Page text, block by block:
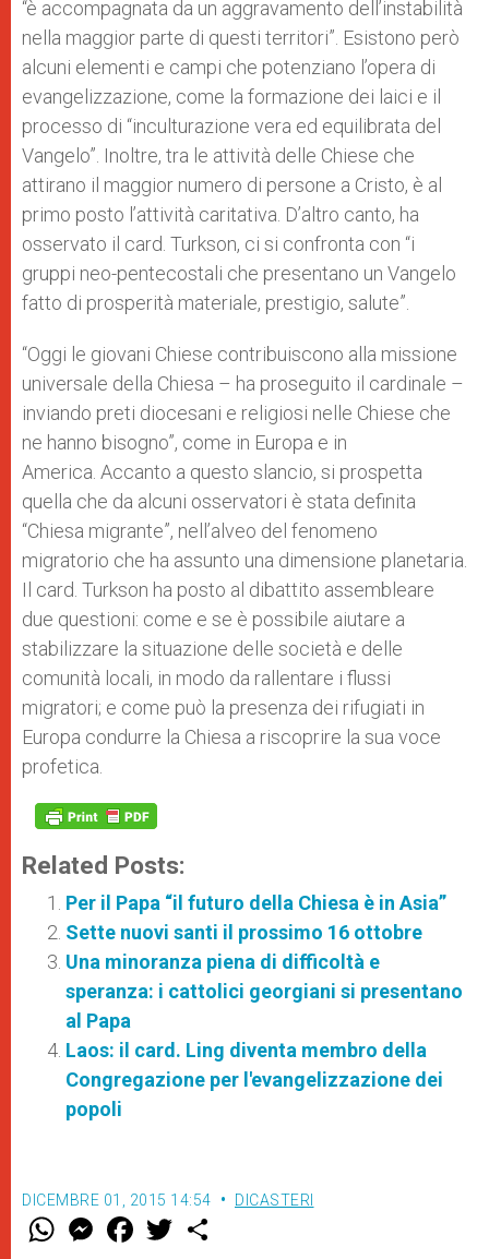
“è accompagnata da un aggravamento dell’instabilità
nella maggior parte di questi territori”. Esistono però
alcuni elementi e campi che potenziano l’opera di
evangelizzazione, come la formazione dei laici e il
processo di “inculturazione vera ed equilibrata del
Vangelo”. Inoltre, tra le attività delle Chiese che
attirano il maggior numero di persone a Cristo, è al
primo posto l’attività caritativa. D’altro canto, ha
osservato il card. Turkson, ci si confronta con “i
gruppi neo-pentecostali che presentano un Vangelo
fatto di prosperità materiale, prestigio, salute”.
“Oggi le giovani Chiese contribuiscono alla missione
universale della Chiesa – ha proseguito il cardinale –
inviando preti diocesani e religiosi nelle Chiese che
ne hanno bisogno”, come in Europa e in
America. Accanto a questo slancio, si prospetta
quella che da alcuni osservatori è stata definita
“Chiesa migrante”, nell’alveo del fenomeno
migratorio che ha assunto una dimensione planetaria.
Il card. Turkson ha posto al dibattito assembleare
due questioni: come e se è possibile aiutare a
stabilizzare la situazione delle società e delle
comunità locali, in modo da rallentare i flussi
migratori; e come può la presenza dei rifugiati in
Europa condurre la Chiesa a riscoprire la sua voce
profetica.
Related Posts:
Per il Papa “il futuro della Chiesa è in Asia”
Sette nuovi santi il prossimo 16 ottobre
Una minoranza piena di difficoltà e
speranza: i cattolici georgiani si presentano
al Papa
Laos: il card. Ling diventa membro della
Congregazione per l'evangelizzazione dei
popoli
DICEMBRE 01, 2015 14:54 DICASTERI
W M
e
F
a w